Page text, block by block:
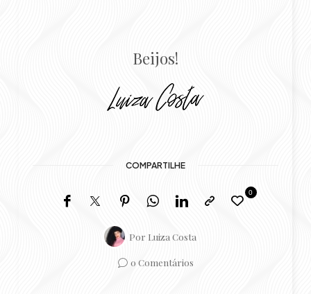
Beijos!
COMPARTILHE
Por Luiza Costa
0
0 Comentários